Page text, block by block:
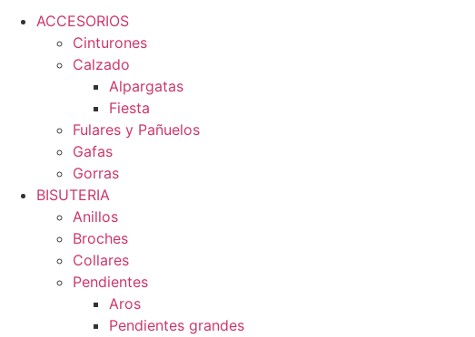
ACCESORIOS
Cinturones
Calzado
Alpargatas
Fiesta
Fulares y Pañuelos
Gafas
Gorras
BISUTERIA
Anillos
Broches
Collares
Pendientes
Aros
Pendientes grandes